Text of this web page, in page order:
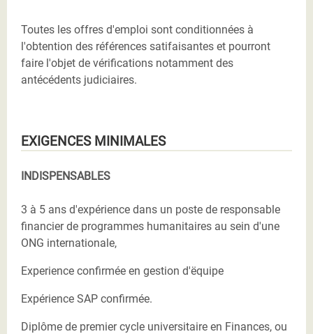
Toutes les offres d'emploi sont conditionnées à
l'obtention des références satifaisantes et pourront
faire l'objet de vérifications notamment des
antécédents judiciaires.
EXIGENCES MINIMALES
INDISPENSABLES
3 à 5 ans d'expérience dans un poste de responsable
financier de programmes humanitaires au sein d'une
ONG internationale,
Experience confirmée en gestion d'ëquipe
Expérience SAP confirmée.
Diplôme de premier cycle universitaire en Finances, ou